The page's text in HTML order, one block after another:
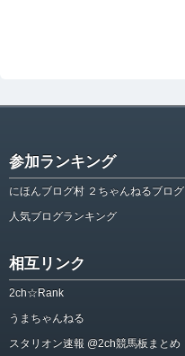
参加ランキング
にほんブログ村 ２ちゃんねるブログ
人気ブログランキング
相互リンク
2ch☆Rank
うまちゃんねる
スタリオン速報 @2ch競馬板まとめ